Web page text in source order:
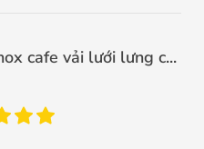
cafe vải lưới lưng c...